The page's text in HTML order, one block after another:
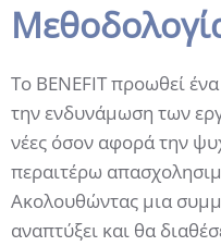
Το BENEFIT προωθεί
την ενδυνάμωση των
νέες όσον αφορά την
περαιτέρω
Ακολουθώντας μια
αναπτύξει και θα